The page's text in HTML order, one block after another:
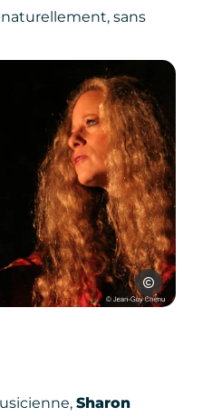
sans
© Jean-Guy Chenu
Jean-Guy
Sharon